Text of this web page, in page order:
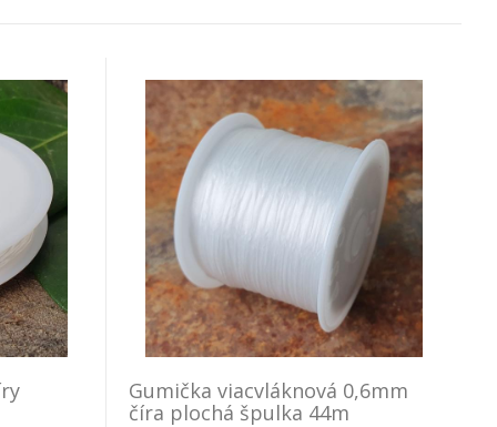
Gumička viacvláknová 0,6mm
číra plochá špulka 44m